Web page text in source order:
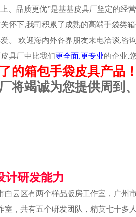
、品质更优”是基基皮具厂坚定的经
怀下,我司积累了成熟的高端手袋类
。 欢迎海内外各界朋友来电洽谈,咨
具厂中比我们更全面,更专业的企业,
的箱包手袋皮具产品
将竭诚为您提供周到
计研发能力
白云区有两个样品版房工作室，广州
室，共有五个研发团队，精英七十多